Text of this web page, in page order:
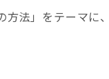
法」をテーマに